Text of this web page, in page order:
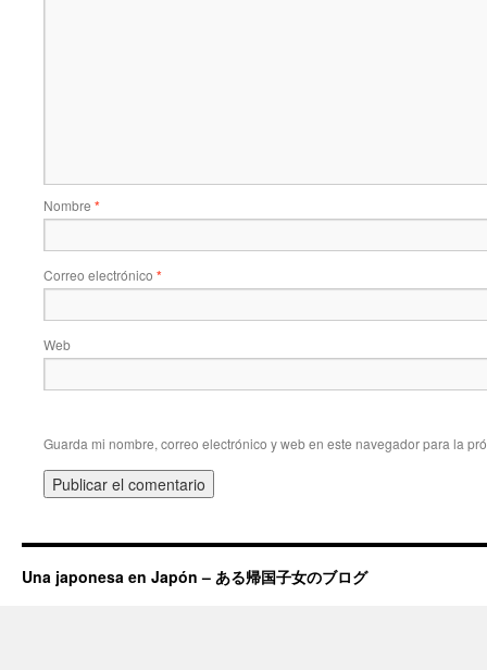
Nombre *
Correo electrónico *
Web
Guarda mi nombre, correo electrónico y web en este navegador para la
Una japonesa en Japón – ある帰国子女のブログ